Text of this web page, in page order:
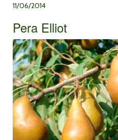
11/06/2014
Pera Elliot